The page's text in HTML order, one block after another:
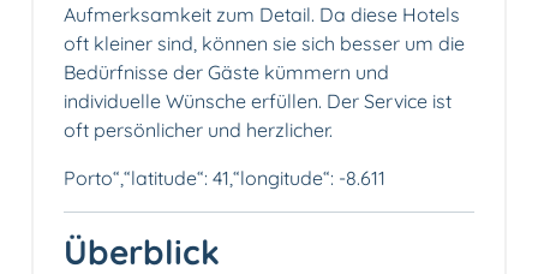
Aufmerksamkeit zum Detail. Da diese Hotels
oft kleiner sind, können sie sich besser um die
Bedürfnisse der Gäste kümmern und
individuelle Wünsche erfüllen. Der Service ist
oft persönlicher und herzlicher.
Porto“,“latitude“: 41,“longitude“: -8.611
Überblick